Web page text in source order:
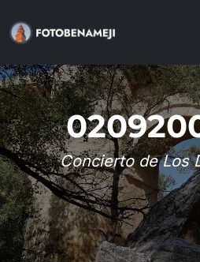
Concierto de Los